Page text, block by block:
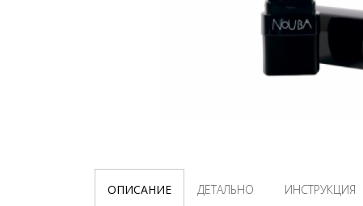
ОПИСАНИЕ ДЕТАЛЬНО ИНСТРУКЦИЯ